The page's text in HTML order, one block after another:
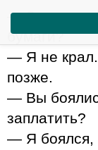
— Зачем вы
бумаги?
— Я не крал.
позже.
— Вы
заплатить?
— Я боялся,